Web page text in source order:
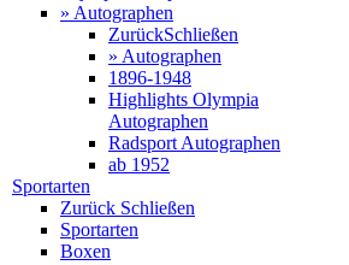
» Autographen
ZurückSchließen
» Autographen
1896-1948
Highlights Olympia
Autographen
Radsport Autographen
ab 1952
Sportarten
Zurück Schließen
Sportarten
Boxen